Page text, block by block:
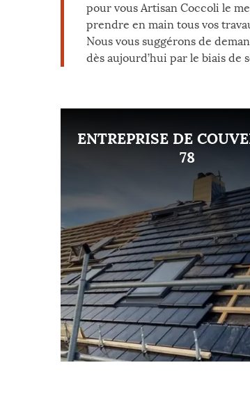
pour vous Artisan Coccoli le
prendre en main tous vos
Nous vous suggérons de
dès aujourd’hui par le biais
ENTREPRISE DE
78